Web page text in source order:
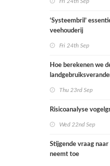
‘Systeembril’
veehouderij
Fri 24th Sep
Hoe berekenen we
Thu 23rd Sep
Risicoanalyse
Wed 22nd Sep
Stijgende vraag
neemt toe